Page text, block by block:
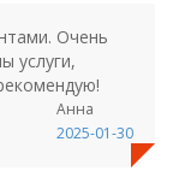
Очень
услуги,
Анна
2025-01-30